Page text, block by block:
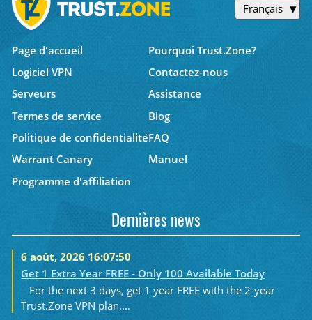
Français
Page d'accueil
Pourquoi Trust.Zone?
Logiciel VPN
Contactez-nous
Serveurs
Assistance
Termes de service
Blog
Politique de confidentialitéFAQ
Warrant Canary
Manuel
Programme d'affiliation
Dernières news
6 août, 2026 16:07:50
Get 1 Extra Year FREE - Only 100 Available Today
For the next 3 days, get 1 year FREE with the 2-year
Trust.Zone VPN plan....